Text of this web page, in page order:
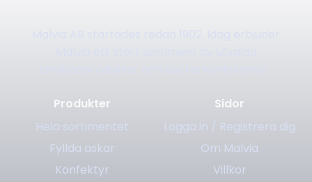
Produkter
Hela sortimentet
Fyllda askar
Konfektyr
Sidor
Logga in / Registrera dig
Om Malvia
Villkor